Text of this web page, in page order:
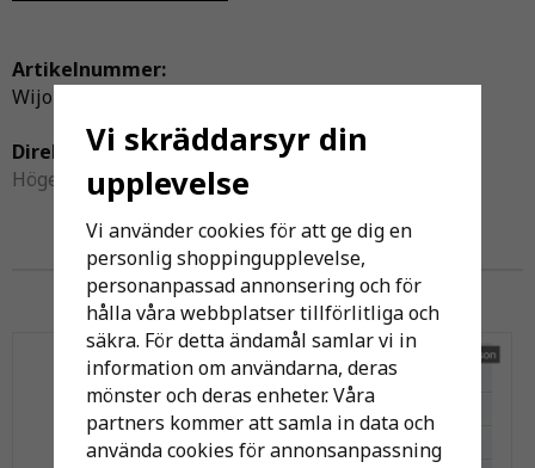
Artikelnummer:
Wijo-000193
Direktlänk:
Högerklicka och kopiera adressen
Andra har även köpt
Vi skräddarsyr din
upplevelse
Vi använder cookies för att ge dig en
personlig shoppingupplevelse,
personanpassad annonsering och för
hålla våra webbplatser tillförlitliga och
säkra. För detta ändamål samlar vi in
information om användarna, deras
mönster och deras enheter. Våra
partners kommer att samla in data och
använda cookies för annonsanpassning